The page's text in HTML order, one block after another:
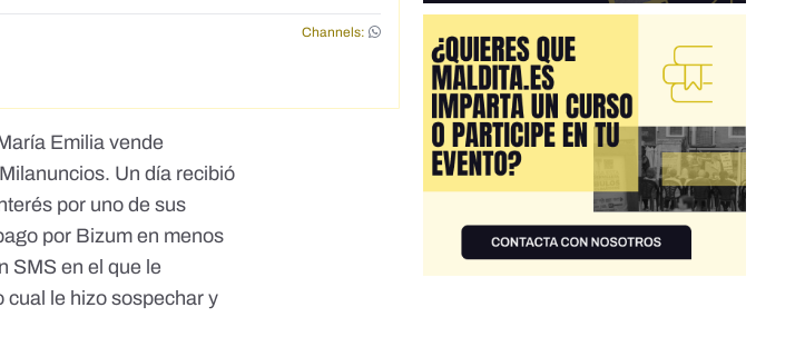
Channels:
Emilia vende
Un día recibió
por uno de sus
por Bizum en menos
SMS en el que le
cual le hizo sospechar y